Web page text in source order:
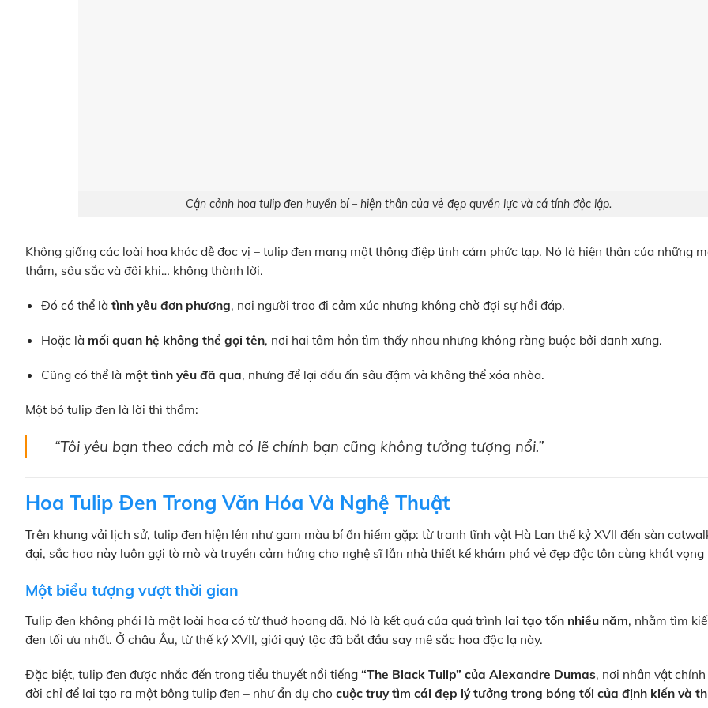
Cận cảnh hoa tulip đen huyền bí – hiện thân của vẻ đẹp quyền lực và cá tính độc lập.
Không giống các loài hoa khác dễ đọc vị – tulip đen mang một thông điệp tình cảm phức tạp. Nó là hiện thân của những
thầm, sâu sắc và đôi khi… không thành lời.
Đó có thể làtình yêu đơn phương, nơi người trao đi cảm xúc nhưng không chờ đợi sự hồi đáp.
Hoặc là mối quan hệ không thể gọi tên, nơi hai tâm hồn tìm thấy nhau nhưng không ràng buộc bởi danh xưng.
Cũng có thể là một tình yêu đã qua, nhưng để lại dấu ấn sâu đậm và không thể xóa nhòa.
Một bó tulip đen là lời thì thầm:
“Tôi yêu bạn theo cách mà có lẽ chính bạn cũng không tưởng tượng nổi.”
Hoa Tulip Đen Trong Văn Hóa Và Nghệ Thuật
Trên khung vải lịch sử, tulip đen hiện lên như gam màu bí ẩn hiếm gặp: từ tranh tĩnh vật Hà Lan thế kỷ XVII đến sàn
đại, sắc hoa này luôn gợi tò mò và truyền cảm hứng cho nghệ sĩ lẫn nhà thiết kế khám phá vẻ đẹp độc tôn cùng khát vọng
Một biểu tượng vượt thời gian
Tulip đen không phải là một loài hoa có từ thuở hoang dã. Nó là kết quả của quá trình lai tạo tốn nhiều năm, nhằm tìm
đen tối ưu nhất. Ở châu Âu, từ thế kỷ XVII, giới quý tộc đã bắt đầu say mê sắc hoa độc lạ này.
Đặc biệt, tulip đen được nhắc đến trong tiểu thuyết nổi tiếng “The Black Tulip” của Alexandre Dumas, nơi nhân vật
đời chỉ để lai tạo ra một bông tulip đen – như ẩn dụ cho cuộc truy tìm cái đẹp lý tưởng trong bóng tối của định kiến và